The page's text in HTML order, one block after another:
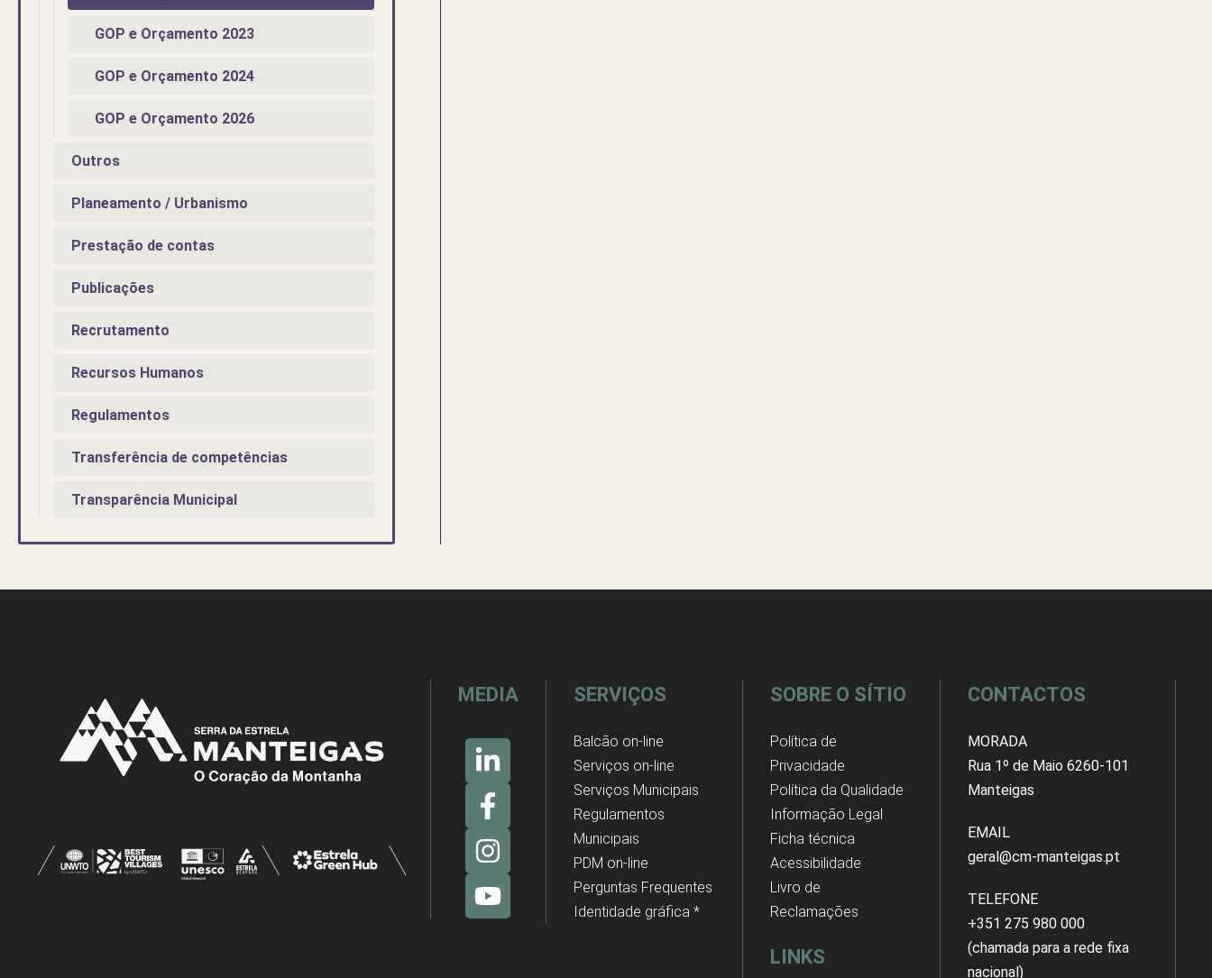
GOP e Orçamento 2023
GOP e Orçamento 2024
GOP e Orçamento 2026
Outros
Planeamento / Urbanismo
Prestação de contas
Publicações
Recrutamento
Recursos Humanos
Regulamentos
Transferência de competências
Transparência Municipal
MEDIA SERVIÇOS
Balcão on-line
Serviços on-line
Serviços Municipais
Regulamentos
Municipais
PDM on-line
Perguntas Frequentes
Identidade gráfica *
SOBRE O SÍTIO
Política de
Privacidade
Política da Qualidade
Informação Legal
Ficha técnica
Acessibilidade
Livro de
Reclamações
LINKS
CONTACTOS
MORADA
Rua 1º de Maio 6260-101
Manteigas
EMAIL
geral@cm-manteigas.pt
TELEFONE
+351 275 980 000
(chamada para a rede fixa
nacional)